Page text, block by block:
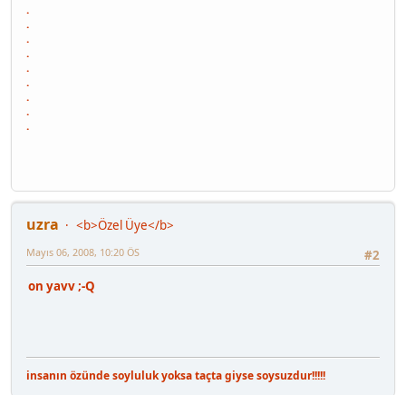
.
.
.
.
.
.
.
.
.
uzra
<b>Özel Üye</b>
#2
Mayıs 06, 2008, 10:20 ÖS
on yavv ;-Q
insanın özünde soyluluk yoksa taçta giyse soysuzdur!!!!!